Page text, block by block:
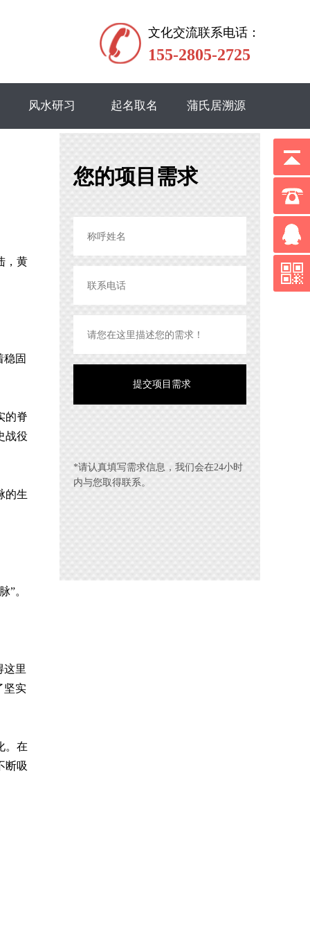
文化交流联系电话：
155-2805-2725
风水研习 起名取名 蒲氏居溯源
，黄
稳固
的脊
战役
的生
”。
这里
坚实
。在
断吸
您的项目需求
*请认真填写需求信息，我们会在24小时
内与您取得联系。